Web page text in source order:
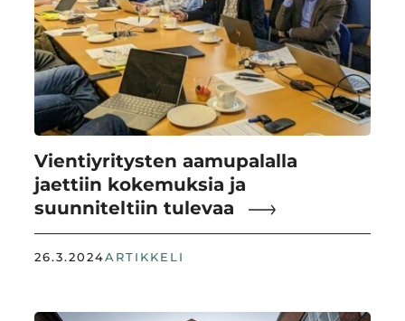
Vientiyritysten aamupalalla
jaettiin kokemuksia ja
suunniteltiin tulevaa
26.3.2024ARTIKKELI